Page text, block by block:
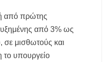
από πρώτης
από 3% ως
μισθωτούς και
το υπουργείο